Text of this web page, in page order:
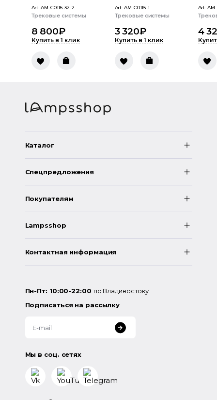
Art: AM-C0116-32-2
Трековые системы
8 800₽
Купить в 1 клик
Art: AM-C0115-1
Трековые системы
3 320₽
Купить в 1 клик
Art: AM-
4
Каталог
Спецпредложения
Покупателям
Lampsshop
Контактная информация
Пн-Пт: 10:00-22:00 по Владивостоку
Подписаться на рассылку
Мы в соц. сетях